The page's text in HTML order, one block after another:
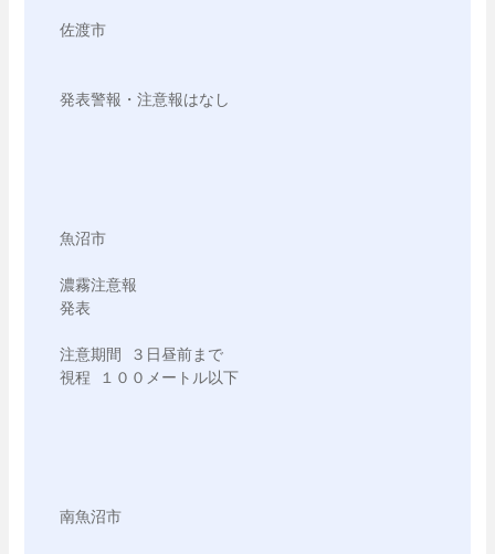
佐渡市
発表警報・注意報はなし
魚沼市
濃霧注意報
発表
注意期間 ３日昼前まで
視程 １００メートル以下
南魚沼市